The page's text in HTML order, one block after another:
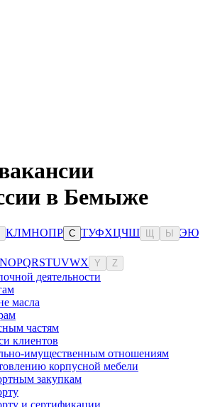
в Бемыже
КЛМНОПР С ТУФХЦЧШ Ы ЭЮ
NOPQRSTUVWX Y Z
деятельности
масла
частям
клиентов
имущественным отношениям
корпусной мебели
закупкам
и сертификации